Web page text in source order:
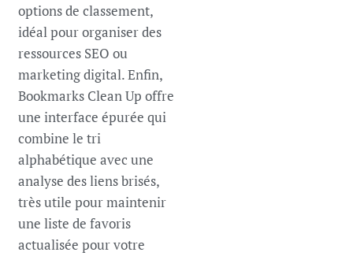
options de classement,
idéal pour organiser des
ressources SEO ou
marketing digital. Enfin,
Bookmarks Clean Up offre
une interface épurée qui
combine le tri
alphabétique avec une
analyse des liens brisés,
très utile pour maintenir
une liste de favoris
actualisée pour votre